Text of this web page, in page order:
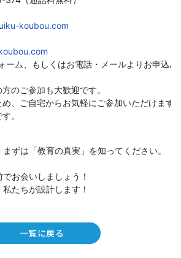
koubou.com
ーム、もしくはお電話・メールよりお申込み
のご参加も大歓迎です。
、ご自宅からお気軽にご参加いただけます
。
ずは「教育の真実」を知ってください。
お会いしましょう！
一覧に戻る